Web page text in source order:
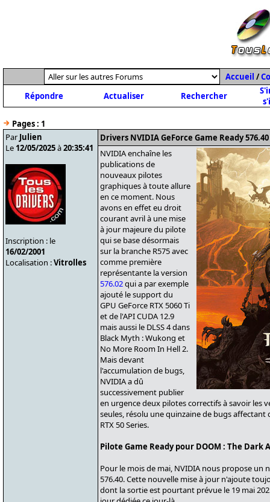
Accueil /
Répondre
Actualiser Rechercher
Pages : 1
Par Julien
Le 12/05/2025à20:35:41
Inscription : le
16/02/2001
Localisation :Vitrolles
Drivers NVIDIA GeForce Game Ready
NVIDIA enchaîne les
publications de
nouveaux pilotes
graphiques à toute allure
en ce moment. Nous
avons en effet eu droit
courant avril à une mise
à jour majeure du pilote
qui se base désormais
sur la branche R575 avec
comme première
représentante la version
576.02qui a par exemple
ajouté le support du
GPU GeForce RTX 5060 Ti
et de l'API CUDA 12.9
mais aussi le DLSS 4 dans
Black Myth : Wukong et
No More Room In Hell 2.
Mais devant
l'accumulation de bugs,
NVIDIA a dû
successivement publier
en urgence deux pilotes correctifs à savoir les
seules, résolu une quinzaine de bugs
RTX 50 Series.
Pilote Game Ready pour DOOM : The
Pour le mois de mai, NVIDIA nous propose un
576.40. Cette nouvelle mise à jour n'ajoute
dont la sortie est pourtant prévue le 19 mai